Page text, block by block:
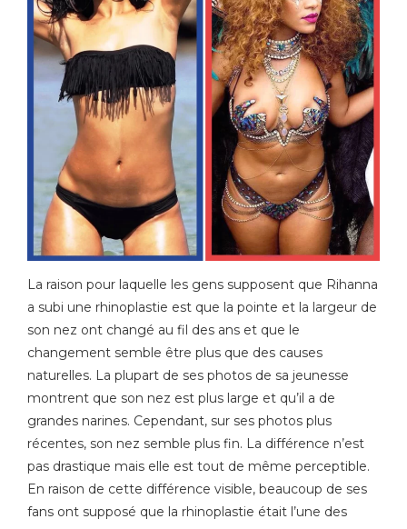
La raison pour laquelle les gens supposent que Rihanna
a subi une rhinoplastie est que la pointe et la largeur de
son nez ont changé au fil des ans et que le
changement semble être plus que des causes
naturelles. La plupart de ses photos de sa jeunesse
montrent que son nez est plus large et qu’il a de
grandes narines. Cependant, sur ses photos plus
récentes, son nez semble plus fin. La différence n’est
pas drastique mais elle est tout de même perceptible.
En raison de cette différence visible, beaucoup de ses
fans ont supposé que la rhinoplastie était l’une des